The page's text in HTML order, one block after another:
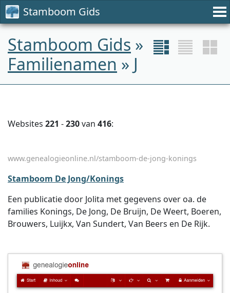
Stamboom Gids
Stamboom Gids »
Familienamen » J
Websites 221 -230van 416:
www.genealogieonline.nl/stamboom-de-jong-konings
Stamboom De Jong/Konings
Een publicatie door Jolita met gegevens over oa. de
families Konings, De Jong, De Bruijn, De Weert, Boeren,
Brouwers, Luijkx, Van Sundert, Van Beers en De Rijk.